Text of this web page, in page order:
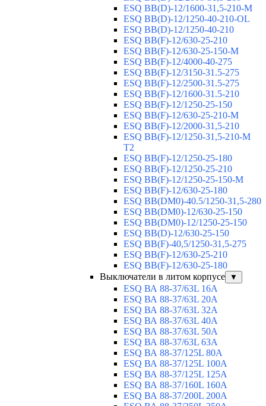
ESQ BB(D)-12/1600-31,5-210-М
ESQ BB(D)-12/1250-40-210-OL
ESQ BB(D)-12/1250-40-210
ESQ ВВ(F)-12/630-25-210
ESQ ВВ(F)-12/630-25-150-М
ESQ ВВ(F)-12/4000-40-275
ESQ ВВ(F)-12/3150-31.5-275
ESQ ВВ(F)-12/2500-31.5-275
ESQ ВВ(F)-12/1600-31.5-210
ESQ ВВ(F)-12/1250-25-150
ESQ BB(F)-12/630-25-210-М
ESQ BB(F)-12/2000-31,5-210
ESQ BB(F)-12/1250-31,5-210-М
T2
ESQ BB(F)-12/1250-25-180
ESQ ВВ(F)-12/1250-25-210
ESQ ВВ(F)-12/1250-25-150-М
ESQ BB(F)-12/630-25-180
ESQ ВВ(DM0)-40.5/1250-31,5-280
ESQ ВВ(DM0)-12/630-25-150
ESQ ВВ(DM0)-12/1250-25-150
ESQ BB(D)-12/630-25-150
ESQ ВВ(F)-40,5/1250-31,5-275
ESQ ВВ(F)-12/630-25-210
ESQ ВВ(F)-12/630-25-180
Выключатели в литом корпусе
▼
ESQ ВА 88-37/63L 16A
ESQ ВА 88-37/63L 20A
ESQ ВА 88-37/63L 32A
ESQ ВА 88-37/63L 40A
ESQ ВА 88-37/63L 50A
ESQ ВА 88-37/63L 63A
ESQ ВА 88-37/125L 80A
ESQ ВА 88-37/125L 100A
ESQ ВА 88-37/125L 125A
ESQ ВА 88-37/160L 160A
ESQ ВА 88-37/200L 200A